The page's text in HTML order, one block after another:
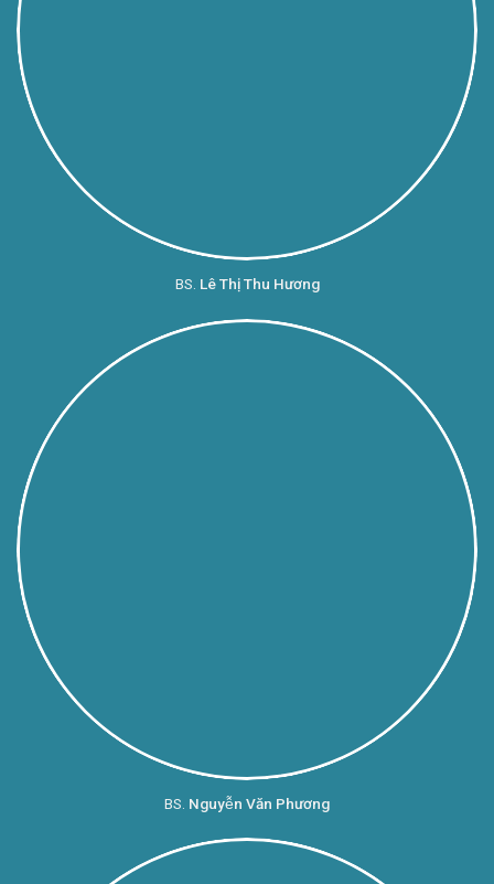
BS. Lê Thị Thu Hương
BS. Nguyễn Văn Phương